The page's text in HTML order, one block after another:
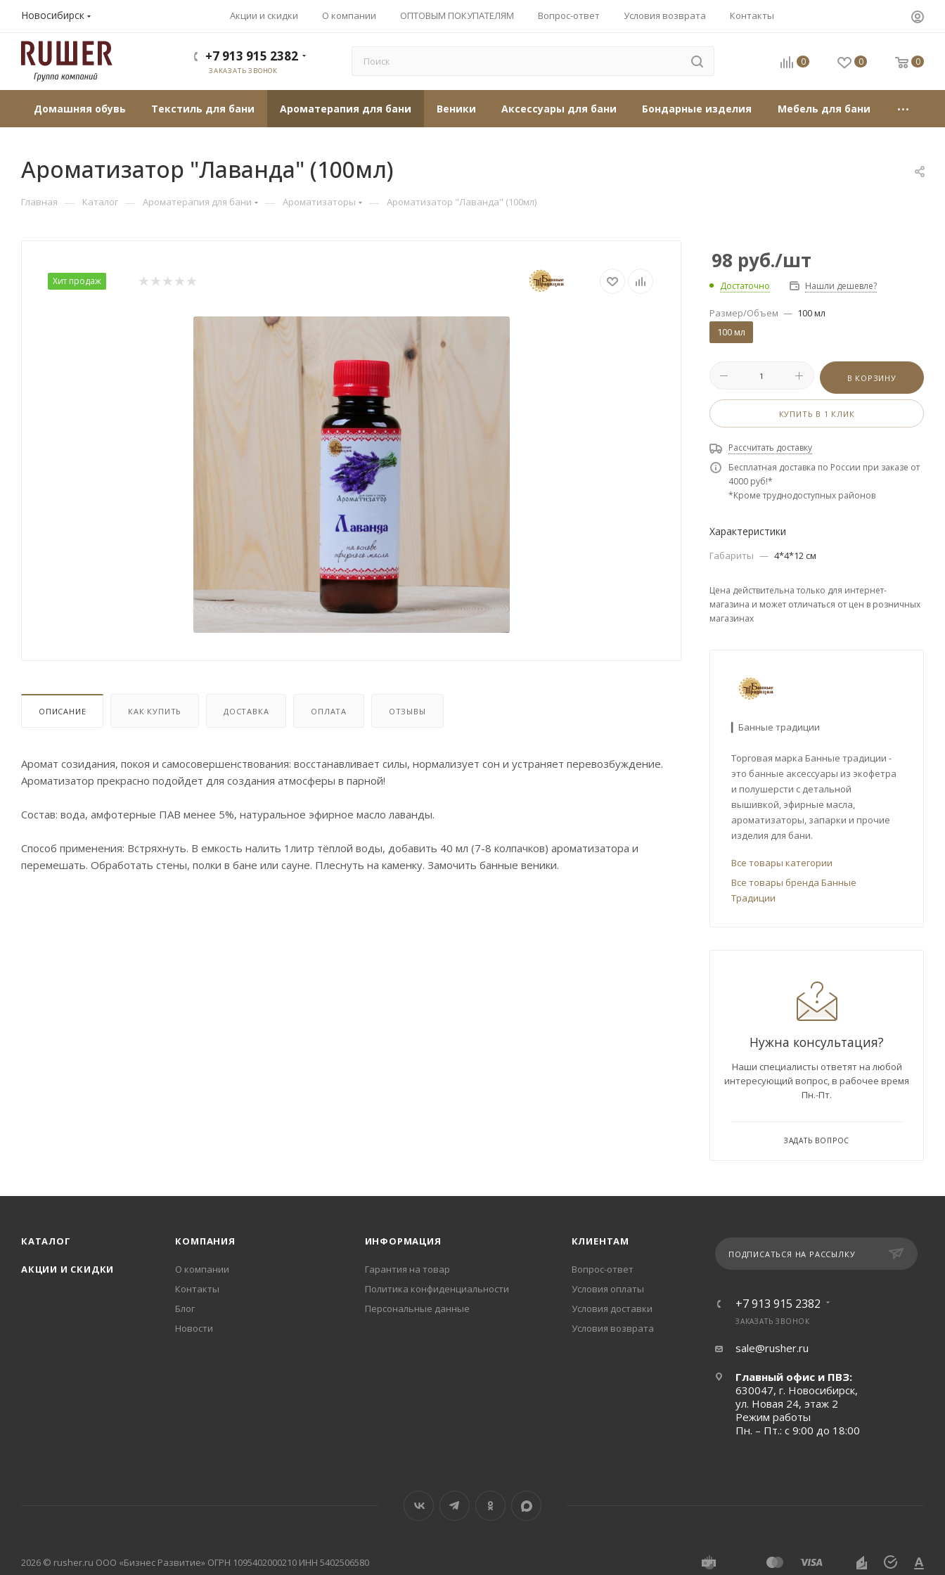
Новосибирск Акции и скидки О компании ОПТОВЫМ ПОКУПАТЕЛЯМ Вопрос-ответ Условия возврата Контакты
+7 913 915 2382
ЗАКАЗАТЬ ЗВОНОК
0 0 0
Домашняя обувь Текстиль для бани Ароматерапия для бани Веники Аксессуары для бани Бондарные изделия Мебель для бани
Ароматизатор "Лаванда" (100мл)
Главная — Каталог — Ароматерапия для бани — Ароматизаторы — Ароматизатор "Лаванда" (100мл)
Хит продаж
ОПИСАНИЕ КАК КУПИТЬ ДОСТАВКА ОПЛАТА ОТЗЫВЫ
Аромат созидания, покоя и самосовершенствования: восстанавливает силы, нормализует сон и устраняет перевозбуждение.
Ароматизатор прекрасно подойдет для создания атмосферы в парной!
Состав: вода, амфотерные ПАВ менее 5%, натуральное эфирное масло лаванды.
Способ применения: Встряхнуть. В емкость налить 1литр тёплой воды, добавить 40 мл (7-8 колпачков) ароматизатора и
перемешать. Обработать стены, полки в бане или сауне. Плеснуть на каменку. Замочить банные веники.
98 руб./шт
Достаточно Нашли дешевле?
Размер/Объем — 100 мл
100 мл
В КОРЗИНУ
КУПИТЬ В 1 КЛИК
Рассчитать доставку
Бесплатная доставка по России при заказе от
4000 руб!*
*Кроме труднодоступных районов
Характеристики
Габариты — 4*4*12 см
Цена действительна только для интернет-
магазина и может отличаться от цен в розничных
магазинах
▎Банные традиции
Торговая марка Банные традиции -
это банные аксессуары из экофетра
и полушерсти с детальной
вышивкой, эфирные масла,
ароматизаторы, запарки и прочие
изделия для бани.
Все товары категории
Все товары бренда Банные
Традиции
Нужна консультация?
Наши специалисты ответят на любой
интересующий вопрос, в рабочее время
Пн.-Пт.
ЗАДАТЬ ВОПРОС
КАТАЛОГ
АКЦИИ И СКИДКИ
КОМПАНИЯ
О компании
Контакты
Блог
Новости
ИНФОРМАЦИЯ
Гарантия на товар
Политика конфиденциальности
Персональные данные
КЛИЕНТАМ
Вопрос-ответ
Условия оплаты
Условия доставки
Условия возврата
ПОДПИСАТЬСЯ НА РАССЫЛКУ
+7 913 915 2382
ЗАКАЗАТЬ ЗВОНОК
sale@rusher.ru
Главный офис и ПВЗ:
630047, г. Новосибирск,
ул. Новая 24, этаж 2
Режим работы
Пн. – Пт.: с 9:00 до 18:00
2026 © rusher.ru ООО «Бизнес Развитие» ОГРН 1095402000210 ИНН 5402506580